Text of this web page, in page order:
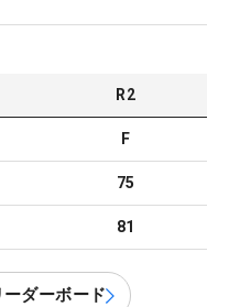
R2
F
75
81
ーダーボード